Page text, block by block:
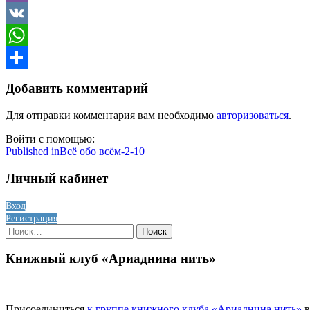
Viber
VK
WhatsApp
Добавить комментарий
Для отправки комментария вам необходимо авторизоваться.
Войти с помощью:
Навигация
по
Published inВсё обо всём-2-10
Личный кабинет
Вход
Регистрация
Найти:
Книжный клуб «Ариаднина нить»